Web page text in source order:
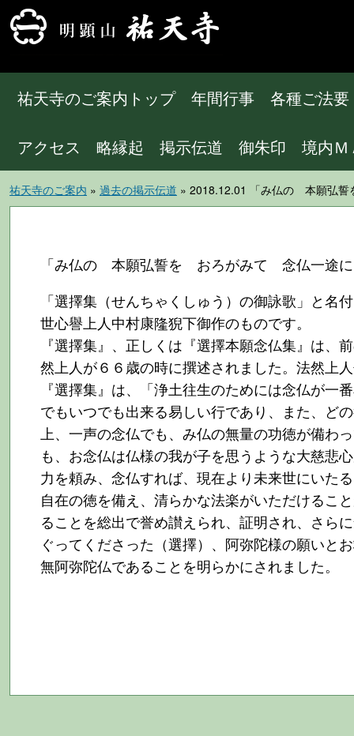
祐天寺のご案内トップ 年間行事 各種ご法要
アクセス 略縁起 掲示伝道 御朱印 境内Ｍ
祐天寺のご案内 » 過去の掲示伝道 » 2018.12.01 「み仏の 本願弘
「み仏の 本願弘誓を おろがみて 念仏一途
「選擇集（せんちゃくしゅう）の御詠歌」と
世心譽上人中村康隆猊下御作のものです。
『選擇集』、正しくは『選擇本願念仏集』は
然上人が６６歳の時に撰述されました。法然上
『選擇集』は、「浄土往生のためには念仏が
でもいつでも出来る易しい行であり、また、ど
上、一声の念仏でも、み仏の無量の功徳が備わ
も、お念仏は仏様の我が子を思うような大慈悲
力を頼み、念仏すれば、現在より未来世にいた
自在の徳を備え、清らかな法楽がいただけるこ
ることを総出で誉め讃えられ、証明され、さら
ぐってくださった（選擇）、阿弥陀様の願いと
無阿弥陀仏であることを明らかにされました。